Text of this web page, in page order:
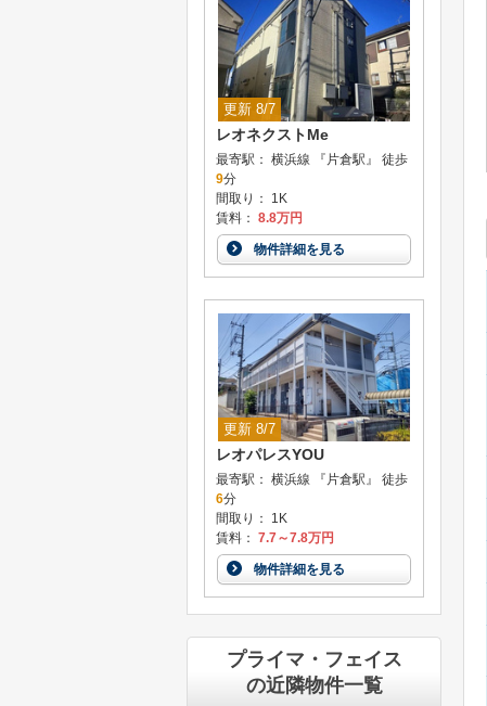
更新 8/7
レオネクストMe
最寄駅： 横浜線 『片倉駅』 徒歩
9分
間取り： 1K
賃料： 8.8万円
物件詳細を見る
更新 8/7
レオパレスYOU
最寄駅： 横浜線 『片倉駅』 徒歩
6分
間取り： 1K
賃料： 7.7～7.8万円
物件詳細を見る
プライマ・フェイス
の近隣物件一覧